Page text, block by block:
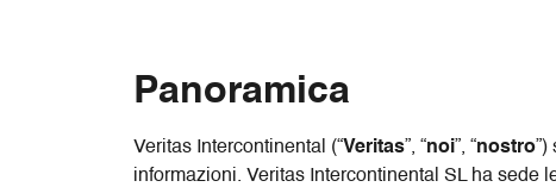
Panoramica
Veritas Intercontinental (“Veritas”, “noi”, “nostro”)
informazioni. Veritas Intercontinental SL ha sede